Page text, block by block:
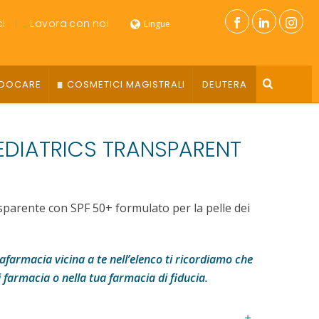
Lavora con noi Lingue
COSMETICI MAGISTRALI DEUTERA
TRANSPARENT
con SPF 50+ formulato per la pelle dei
vicina a te nell’elenco ti ricordiamo che
o nella tua farmacia di fiducia.